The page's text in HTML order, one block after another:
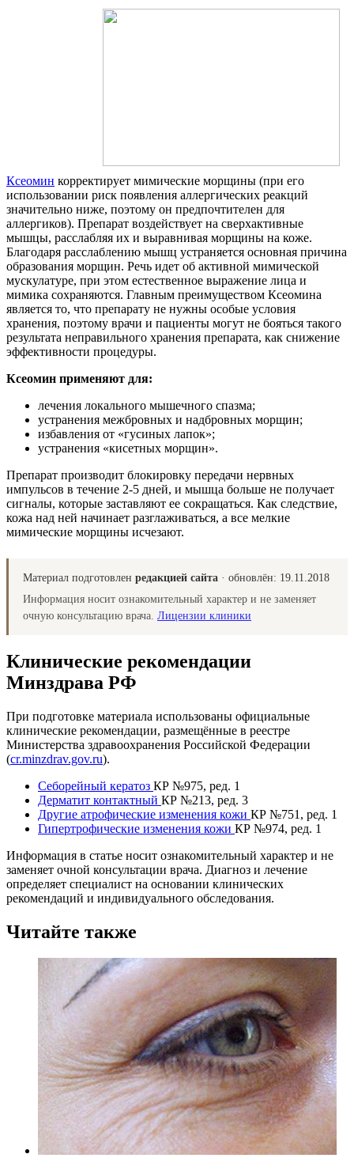
Ксеомин корректирует мимические морщины (при его
использовании риск появления аллергических реакций
значительно ниже, поэтому он предпочтителен для
аллергиков). Препарат воздействует на сверхактивные
мышцы, расслабляя их и выравнивая морщины на коже.
Благодаря расслаблению мышц устраняется основная причина
образования морщин. Речь идет об активной мимической
мускулатуре, при этом естественное выражение лица и
мимика сохраняются. Главным преимуществом Ксеомина
является то, что препарату не нужны особые условия
хранения, поэтому врачи и пациенты могут не бояться такого
результата неправильного хранения препарата, как снижение
эффективности процедуры.
Ксеомин применяют для:
лечения локального мышечного спазма;
устранения межбровных и надбровных морщин;
избавления от «гусиных лапок»;
устранения «кисетных морщин».
Препарат производит блокировку передачи нервных
импульсов в течение 2-5 дней, и мышца больше не получает
сигналы, которые заставляют ее сокращаться. Как следствие,
кожа над ней начинает разглаживаться, а все мелкие
мимические морщины исчезают.
Материал подготовлен редакцией сайта · обновлён: 19.11.2018
Информация носит ознакомительный характер и не заменяет
очную консультацию врача. Лицензии клиники
Клинические рекомендации
Минздрава РФ
При подготовке материала использованы официальные
клинические рекомендации, размещённые в реестре
Министерства здравоохранения Российской Федерации
(cr.minzdrav.gov.ru).
Себорейный кератоз КР №975, ред. 1
Дерматит контактный КР №213, ред. 3
Другие атрофические изменения кожи КР №751, ред. 1
Гипертрофические изменения кожи КР №974, ред. 1
Информация в статье носит ознакомительный характер и не
заменяет очной консультации врача. Диагноз и лечение
определяет специалист на основании клинических
рекомендаций и индивидуального обследования.
Читайте также